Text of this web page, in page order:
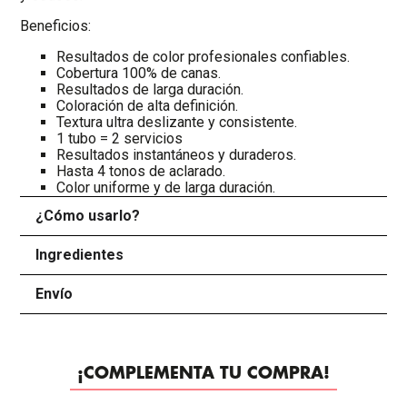
Beneficios:
Resultados de color profesionales confiables.
Cobertura 100% de canas.
Resultados de larga duración.
Coloración de alta definición.
Textura ultra deslizante y consistente.
1 tubo = 2 servicios
Resultados instantáneos y duraderos.
Hasta 4 tonos de aclarado.
Color uniforme y de larga duración.
¿Cómo usarlo?
Ingredientes
Envío
¡COMPLEMENTA TU COMPRA!